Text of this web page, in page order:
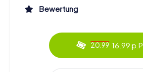
Bewertung
20.99 16.99 p.P.